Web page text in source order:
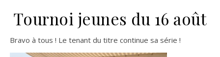
Tournoi jeunes du 16 août
Bravo à tous ! Le tenant du titre continue sa série !